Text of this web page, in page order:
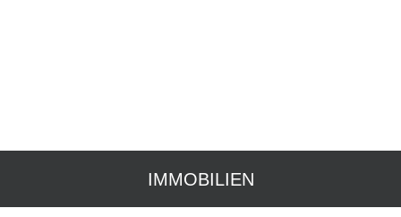
IMMOBILIEN